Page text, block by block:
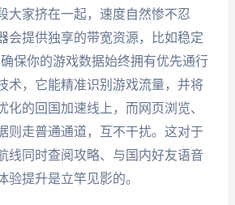
大家挤在一起，速度自然惨不忍
会提供独享的带宽资源，比如稳定
保你的游戏数据始终拥有优先通行
术，它能精准识别游戏流量，并将
化的回国加速线上，而网页浏览、
则走普通通道，互不干扰。这对于
线同时查阅攻略、与国内好友语音
验提升是立竿见影的。